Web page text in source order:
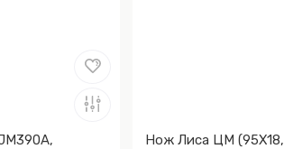
Нож Лиса ЦМ (95Х18,